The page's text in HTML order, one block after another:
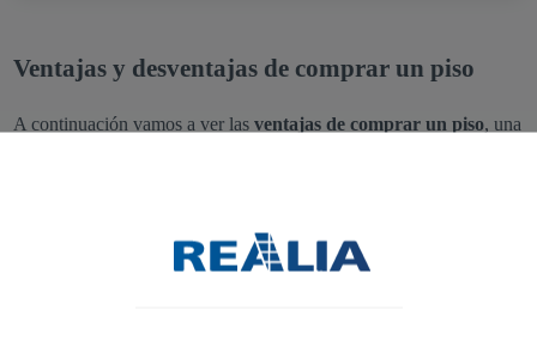
Ventajas y desventajas de comprar un piso
A continuación vamos a ver las ventajas de comprar un piso, una
Menor coste y más accesible